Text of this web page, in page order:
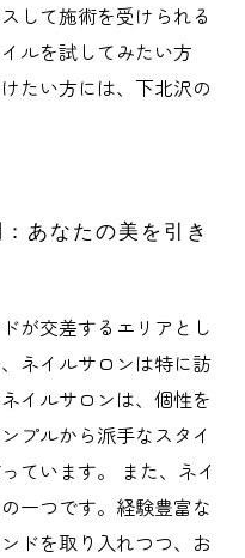
して施術を受けられる
ルを試してみたい方
たい方には、下北沢の
あなたの美を引き
が交差するエリアとし
ネイルサロンは特に訪
イルサロンは、個性を
プルから派手なスタイ
ています。 また、ネイ
一つです。経験豊富な
ドを取り入れつつ、お